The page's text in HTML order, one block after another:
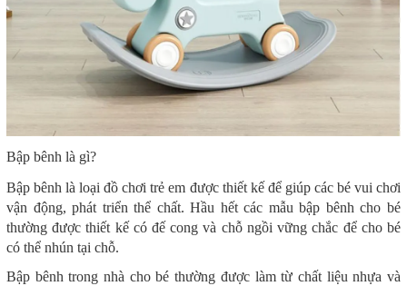
Bập bênh là gì?
Bập bênh là loại đồ chơi trẻ em được thiết kế để giúp các bé vui chơi
vận động, phát triển thể chất. Hầu hết các mẫu bập bênh cho bé
thường được thiết kế có đế cong và chỗ ngồi vững chắc để cho bé
có thể nhún tại chỗ.
Bập bênh trong nhà cho bé thường được làm từ chất liệu nhựa và